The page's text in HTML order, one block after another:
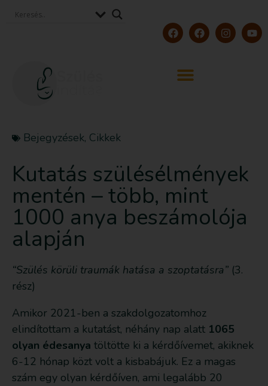
Bejegyzések, Cikkek
Kutatás szülésélmények
mentén – több, mint
1000 anya beszámolója
alapján
“Szülés körüli traumák hatása a szoptatásra” (3.
rész)
Amikor 2021-ben a szakdolgozatomhoz
elindítottam a kutatást, néhány nap alatt 1065
olyan édesanya töltötte ki a kérdőívemet, akiknek
6-12 hónap közt volt a kisbabájuk. Ez a magas
szám egy olyan kérdőíven, ami legalább 20